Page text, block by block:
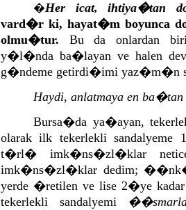
�Her icat, ihtiya�tan
vard�r ki, hayat�m boyunca
olmu�tur. Bu da onlardan
y�l�nda ba�layan ve halen
g�ndeme getirdi�imi yaz�m�n
Haydi, anlatmaya en
Bursa�da ya�ayan,
olarak ilk tekerlekli
t�rl� imk�ns�zl�klar
imk�ns�zl�klar dedim; ��nk�
yerde �retilen ve lise 2�ye
tekerlekli sandalyemi